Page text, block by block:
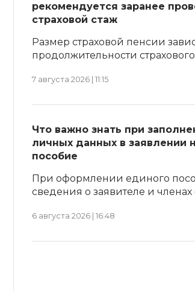
рекомендуется заранее
страховой стаж
Размер страховой пенсии
продолжительности страхового
7 августа 2026 | 11:15
Что важно знать при
личных данных в заявлении
пособие
При оформлении единого
сведения о заявителе и членах
6 августа 2026 | 16:48